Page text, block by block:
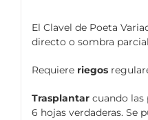
El Clavel de Poeta
directo o sombra
Requiere riegos
Trasplantar cuando las
6 hojas verdaderas. Se